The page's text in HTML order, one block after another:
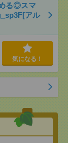
る◎スマ
アル
気になる！